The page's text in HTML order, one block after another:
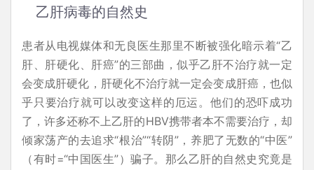
乙肝病毒的自然史
患者从电视媒体和无良医生那里不断被强化暗示着“乙
肝、肝硬化、肝癌”的三部曲，似乎乙肝不治疗就一定
会变成肝硬化，肝硬化不治疗就一定会变成肝癌，也似
乎只要治疗就可以改变这样的厄运。他们的恐吓成功
了，许多还称不上乙肝的HBV携带者本不需要治疗，却
倾家荡产的去追求“根治”“转阴”，养肥了无数的“中医”
（有时=“中国医生”）骗子。那么乙肝的自然史究竟是